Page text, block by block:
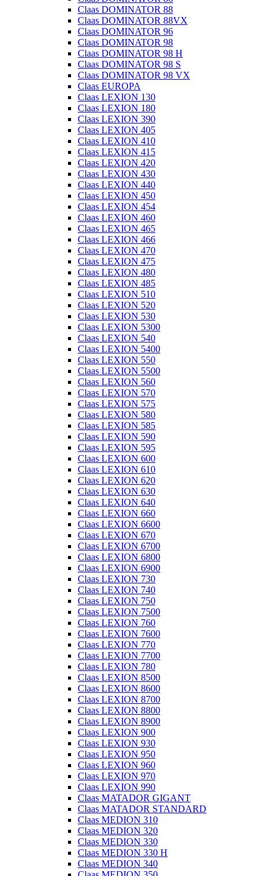
Claas DOMINATOR 88
Claas DOMINATOR 88VX
Claas DOMINATOR 96
Claas DOMINATOR 98
Claas DOMINATOR 98 H
Claas DOMINATOR 98 S
Claas DOMINATOR 98 VX
Claas EUROPA
Claas LEXION 130
Claas LEXION 180
Claas LEXION 390
Claas LEXION 405
Claas LEXION 410
Claas LEXION 415
Claas LEXION 420
Claas LEXION 430
Claas LEXION 440
Claas LEXION 450
Claas LEXION 454
Claas LEXION 460
Claas LEXION 465
Claas LEXION 466
Claas LEXION 470
Claas LEXION 475
Claas LEXION 480
Claas LEXION 485
Claas LEXION 510
Claas LEXION 520
Claas LEXION 530
Claas LEXION 5300
Claas LEXION 540
Claas LEXION 5400
Claas LEXION 550
Claas LEXION 5500
Claas LEXION 560
Claas LEXION 570
Claas LEXION 575
Claas LEXION 580
Claas LEXION 585
Claas LEXION 590
Claas LEXION 595
Claas LEXION 600
Claas LEXION 610
Claas LEXION 620
Claas LEXION 630
Claas LEXION 640
Claas LEXION 660
Claas LEXION 6600
Claas LEXION 670
Claas LEXION 6700
Claas LEXION 6800
Claas LEXION 6900
Claas LEXION 730
Claas LEXION 740
Claas LEXION 750
Claas LEXION 7500
Claas LEXION 760
Claas LEXION 7600
Claas LEXION 770
Claas LEXION 7700
Claas LEXION 780
Claas LEXION 8500
Claas LEXION 8600
Claas LEXION 8700
Claas LEXION 8800
Claas LEXION 8900
Claas LEXION 900
Claas LEXION 930
Claas LEXION 950
Claas LEXION 960
Claas LEXION 970
Claas LEXION 990
Claas MATADOR GIGANT
Claas MATADOR STANDARD
Claas MEDION 310
Claas MEDION 320
Claas MEDION 330
Claas MEDION 330 H
Claas MEDION 340